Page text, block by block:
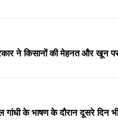
ने किसानों की मेहनत और खून
के भाषण के दौरान दूसरे दिन भी